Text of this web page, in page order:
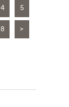
4 5
8 >